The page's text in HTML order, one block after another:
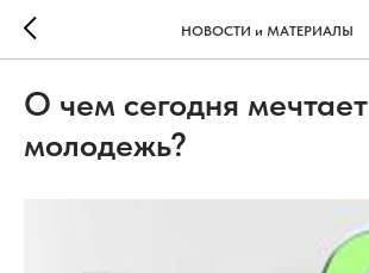
НОВОСТИ и МАТЕРИАЛЫ
О чем сегодня мечтает
молодежь?